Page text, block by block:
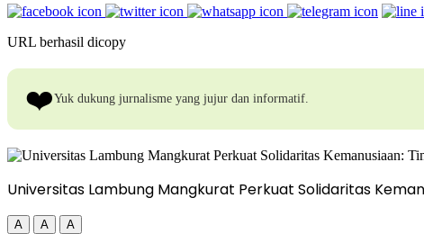
URL berhasil dicopy
❤️Yuk dukung jurnalisme yang jujur dan informatif.
Universitas Lambung Mangkurat Perkuat Solidaritas
A A A